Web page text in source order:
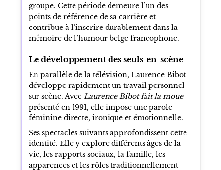
groupe. Cette période demeure l’un des
points de référence de sa carrière et
contribue à l’inscrire durablement dans la
mémoire de l’humour belge francophone.
Le développement des seuls-en-scène
En parallèle de la télévision, Laurence Bibot
développe rapidement un travail personnel
sur scène. Avec Laurence Bibot fait la moue,
présenté en 1991, elle impose une parole
féminine directe, ironique et émotionnelle.
Ses spectacles suivants approfondissent cette
identité. Elle y explore différents âges de la
vie, les rapports sociaux, la famille, les
apparences et les rôles traditionnellement